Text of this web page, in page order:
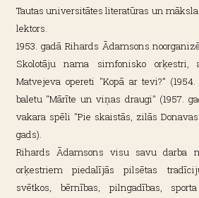
Tautas universitātes literatūras un
lektors.
1953. gadā Rihards Ādamsons
Skolotāju nama simfonisko
Matvejeva opereti "Kopā ar tevi?”
baletu "Mārīte un viņas draugi" (1957.
vakara spēli "Pie skaistās, zilās
gads).
Rihards Ādamsons visu savu darba
orķestriem piedalījās pilsētas
svētkos, bērnības, pilngadības,